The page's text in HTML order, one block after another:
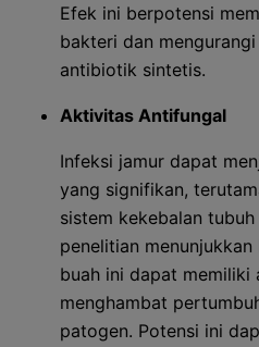
Efek ini berpotensi
bakteri dan
antibiotik sintetis.
Aktivitas Antifungal
Infeksi jamur dapat
yang signifikan,
sistem kekebalan
penelitian
buah ini dapat memiliki
menghambat
patogen. Potensi ini